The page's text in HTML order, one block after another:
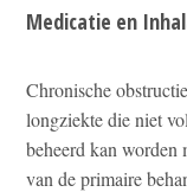
Medicatie en
Chronische
longziekte die niet
beheerd kan worden
van de primaire